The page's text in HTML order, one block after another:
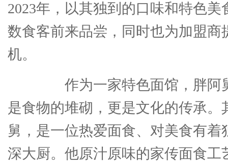
2023年，以其独到的口味和特色美
数食客前来品尝，同时也为加盟商
机。
作为一家特色面馆，胖阿
是食物的堆砌，更是文化的传承。
舅，是一位热爱面食、对美食有着
深大厨。他原汁原味的家传面食工